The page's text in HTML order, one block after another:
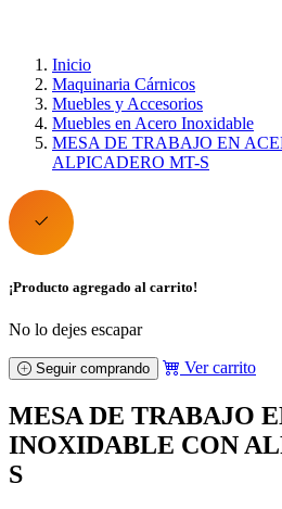
Inicio
Maquinaria Cárnicos
Muebles y Accesorios
Muebles en Acero Inoxidable
MESA DE TRABAJO EN
ALPICADERO MT-S
¡Producto agregado al carrito!
No lo dejes escapar
Seguir comprando Ver carrito
MESA DE TRABAJO
INOXIDABLE CON
S